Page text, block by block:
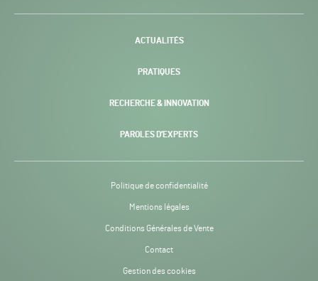
-
ACTUALITÉS
PRATIQUES
RECHERCHE & INNOVATION
PAROLES D’EXPERTS
Politique de confidentialité
Mentions légales
Conditions Générales de Vente
Contact
Gestion des cookies